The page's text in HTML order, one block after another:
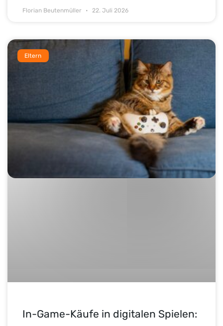
Florian Beutenmüller 22. Juli 2026
Eltern
In-Game-Käufe in digitalen Spielen: